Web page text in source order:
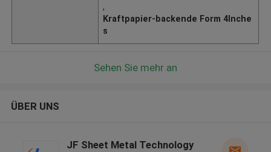
,
Kraftpapier-backende Form 4Inche
s
Sehen Sie mehr an
ÜBER UNS
JF Sheet Metal Technology